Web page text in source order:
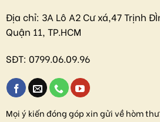
Địa chỉ: 3A Lô A2 Cư xá,47 Trịnh
Quận 11, TP.HCM
SĐT: 0799.06.09.96
Mọi ý kiến đóng góp xin gửi về hòm